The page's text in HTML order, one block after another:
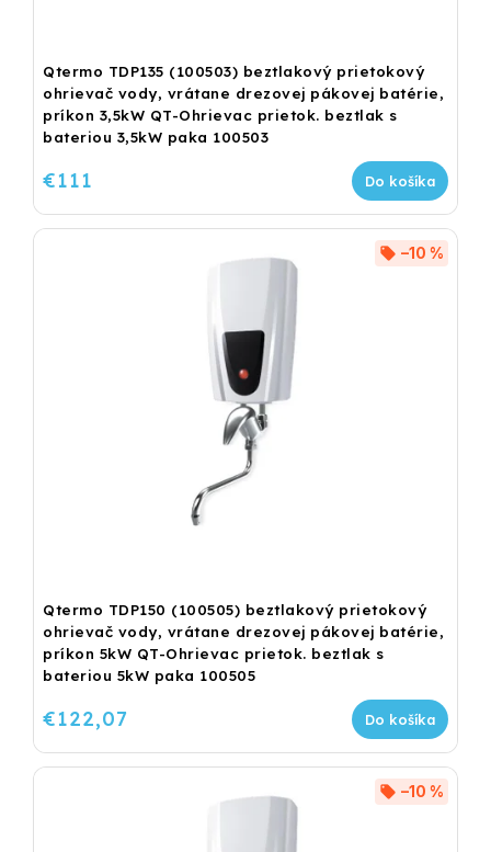
Qtermo TDP135 (100503) beztlakový prietokový
ohrievač vody, vrátane drezovej pákovej batérie,
príkon 3,5kW QT-Ohrievac prietok. beztlak s
bateriou 3,5kW paka 100503
€111 Do košíka
Qtermo TDP150 (100505) beztlakový prietokový
ohrievač vody, vrátane drezovej pákovej batérie,
príkon 5kW QT-Ohrievac prietok. beztlak s
bateriou 5kW paka 100505
–10 %
€122,07 Do košíka
–10 %